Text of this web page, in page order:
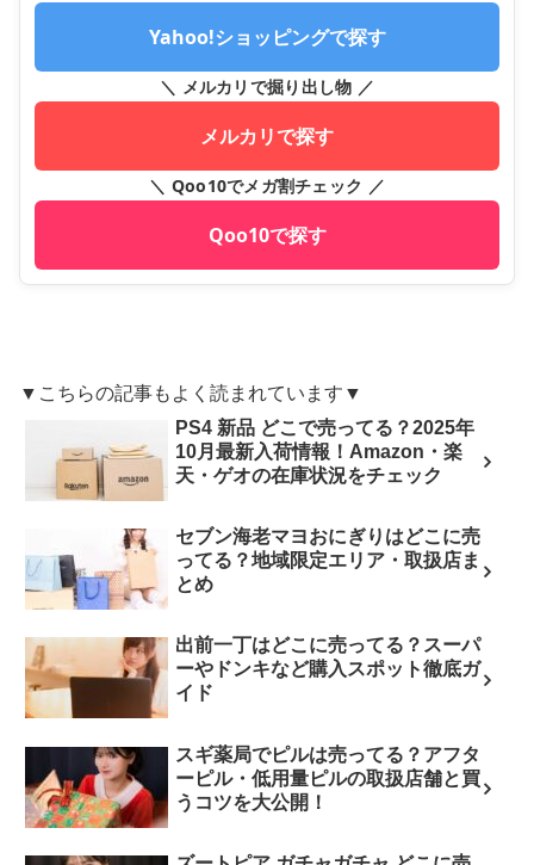
Yahoo!ショッピングで探す
＼ メルカリで掘り出し物 ／
メルカリで探す
＼ Qoo10でメガ割チェック ／
Qoo10で探す
▼こちらの記事もよく読まれています▼
PS4 新品 どこで売ってる？2025年
10月最新入荷情報！Amazon・楽
天・ゲオの在庫状況をチェック
セブン海老マヨおにぎりはどこに売
ってる？地域限定エリア・取扱店ま
とめ
出前一丁はどこに売ってる？スーパ
ーやドンキなど購入スポット徹底ガ
イド
スギ薬局でピルは売ってる？アフタ
ーピル・低用量ピルの取扱店舗と買
うコツを大公開！